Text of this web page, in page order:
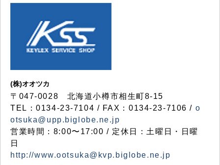
(株)オオツカ
〒047-0028 北海道小樽市相生町8-15
TEL：0134-23-7104 / FAX：0134-23-7106 / o
otsuka@upp.biglobe.ne.jp
営業時間：8:00〜17:00 / 定休日：土曜日・日曜
日
http://www.ootsuka@kvp.biglobe.ne.jp